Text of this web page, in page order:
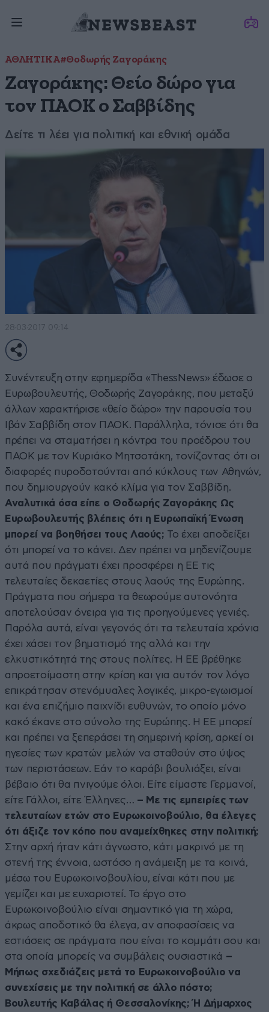
ΑΘΛΗΤΙΚΑ#Θοδωρής Ζαγοράκης
Ζαγοράκης: Θείο δώρο για
τον ΠΑΟΚ ο Σαββίδης
Δείτε τι λέει για πολιτική και εθνική ομάδα
28·03·2017 09:14
Συνέντευξη στην εφημερίδα «ThessNews» έδωσε ο
Ευρωβουλευτής, Θοδωρής Ζαγοράκης, που μεταξύ
άλλων χαρακτήρισε «θείο δώρο» την παρουσία του
Ιβάν Σαββίδη στον ΠΑΟΚ. Παράλληλα, τόνισε ότι θα
πρέπει να σταματήσει η κόντρα του προέδρου του
ΠΑΟΚ με τον Κυριάκο Μητσοτάκη, τονίζοντας ότι οι
διαφορές πυροδοτούνται από κύκλους των Αθηνών,
που δημιουργούν κακό κλίμα για τον Σαββίδη.
Αναλυτικά όσα είπε ο Θοδωρής Ζαγοράκης Ως
Ευρωβουλευτής βλέπεις ότι η Ευρωπαϊκή Ένωση
μπορεί να βοηθήσει τους Λαούς; Το έχει αποδείξει
ότι μπορεί να το κάνει. Δεν πρέπει να μηδενίζουμε
αυτά που πράγματι έχει προσφέρει η ΕΕ τις
τελευταίες δεκαετίες στους λαούς της Ευρώπης.
Πράγματα που σήμερα τα θεωρούμε αυτονόητα
αποτελούσαν όνειρα για τις προηγούμενες γενιές.
Παρόλα αυτά, είναι γεγονός ότι τα τελευταία χρόνια
έχει χάσει τον βηματισμό της αλλά και την
ελκυστικότητά της στους πολίτες. Η ΕΕ βρέθηκε
απροετοίμαστη στην κρίση και για αυτόν τον λόγο
επικράτησαν στενόμυαλες λογικές, μικρο-εγωισμοί
και ένα επιζήμιο παιχνίδι ευθυνών, το οποίο μόνο
κακό έκανε στο σύνολο της Ευρώπης. Η ΕΕ μπορεί
και πρέπει να ξεπεράσει τη σημερινή κρίση, αρκεί οι
ηγεσίες των κρατών μελών να σταθούν στο ύψος
των περιστάσεων. Εάν το καράβι βουλιάξει, είναι
βέβαιο ότι θα πνιγούμε όλοι. Είτε είμαστε Γερμανοί,
είτε Γάλλοι, είτε Έλληνες… – Με τις εμπειρίες των
τελευταίων ετών στο Ευρωκοινοβούλιο, θα έλεγες
ότι άξιζε τον κόπο που αναμείχθηκες στην πολιτική;
Στην αρχή ήταν κάτι άγνωστο, κάτι μακρινό με τη
στενή της έννοια, ωστόσο η ανάμειξη με τα κοινά,
μέσω του Ευρωκοινοβουλίου, είναι κάτι που με
γεμίζει και με ευχαριστεί. Το έργο στο
Ευρωκοινοβούλιο είναι σημαντικό για τη χώρα,
άκρως αποδοτικό θα έλεγα, αν αποφασίσεις να
εστιάσεις σε πράγματα που είναι το κομμάτι σου και
στα οποία μπορείς να συμβάλεις ουσιαστικά –
Μήπως σχεδιάζεις μετά το Ευρωκοινοβούλιο να
συνεχίσεις με την πολιτική σε άλλο πόστο;
Βουλευτής Καβάλας ή Θεσσαλονίκης; Ή Δήμαρχος